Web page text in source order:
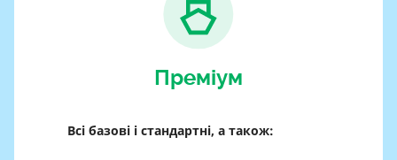
Преміум
Всі базові і стандартні, а також: